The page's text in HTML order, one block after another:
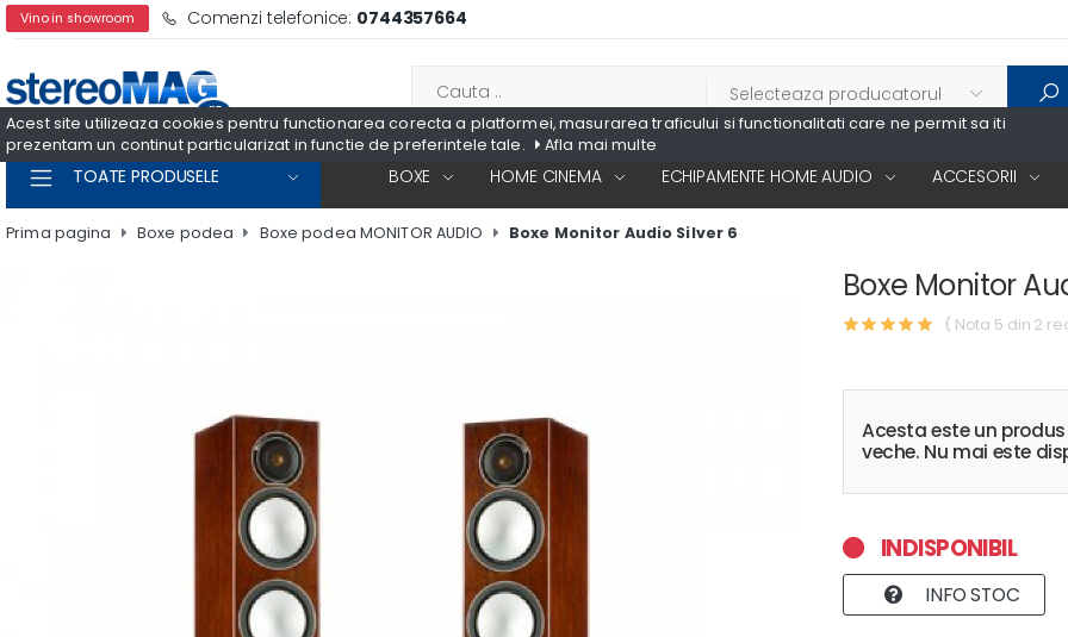
Acest site utilizeaza cookies pentru functionarea corecta a platformei, masurarea traficului si functionalitati care ne permit sa iti
prezentam un continut particularizat in functie de preferintele tale.
Afla mai multe
Vino in showroom Comenzi telefonice: 0744357664
TOATE PRODUSELE BOXE HOME CINEMA ECHIPAMENTE HOME AUDIO ACCESORII
Prima pagina Boxe podea Boxe podea MONITOR AUDIO Boxe Monitor Audio Silver 6
Boxe Monitor
( Nota 5 din 2
Acesta este un
veche. Nu mai este
INDISPONIBIL
INFO STOC